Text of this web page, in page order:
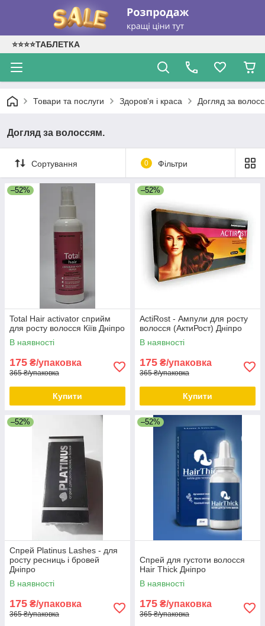
⭐⭐⭐⭐ТАБЛЕТКА
Товари та послуги Здоров'я і краса Догляд за
Догляд за волоссям.
Сортування 0 Фільтри
–52%
Total Hair activator сприйм
для росту волосся Кіїв Дніпро
В наявності
175 ₴/упаковка
365 ₴/упаковка
Купити
–52%
ActiRost - Ампули для росту
волосся (АктиРост) Дніпро
В наявності
175 ₴/упаковка
365 ₴/упаковка
Купити
–52%
Спрей Platinus Lashes - для
росту ресниць і бровей
Дніпро
В наявності
175 ₴/упаковка
365 ₴/упаковка
–52%
Спрей для густоти волосся
Hair Thick Дніпро
В наявності
175 ₴/упаковка
365 ₴/упаковка